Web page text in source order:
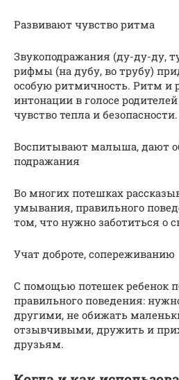
Развивают чувство ритма
Звукоподражания (ду-ду-ду,
рифмы (на дубу, во трубу)
особую ритмичность. Ритм и
интонации в голосе
чувство тепла и безопасности.
Воспитывают малыша, дают
подражания
Во многих потешках
умывания, правильного
том, что нужно заботиться о
Учат доброте, сопереживанию
С помощью потешек ребенок
правильного поведения:
другими, не обижать
отзывчивыми, дружить и
друзьям.